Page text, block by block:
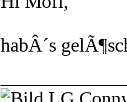
habÂ´s